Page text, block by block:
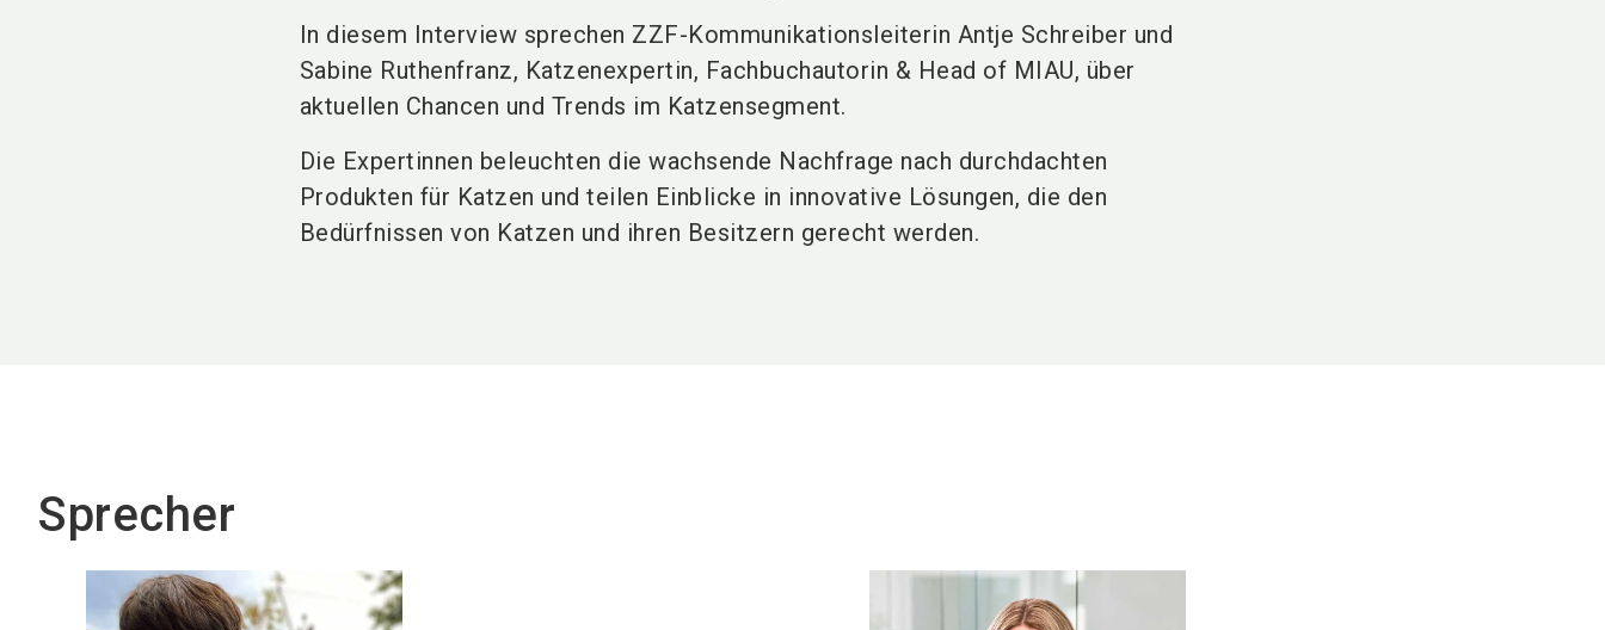
In diesem Interview sprechen ZZF-Kommunikationsleiterin Antje Schreiber und
Sabine Ruthenfranz, Katzenexpertin, Fachbuchautorin & Head of MIAU, über
aktuellen Chancen und Trends im Katzensegment.
Die Expertinnen beleuchten die wachsende Nachfrage nach durchdachten
Produkten für Katzen und teilen Einblicke in innovative Lösungen, die den
Bedürfnissen von Katzen und ihren Besitzern gerecht werden.
Sprecher